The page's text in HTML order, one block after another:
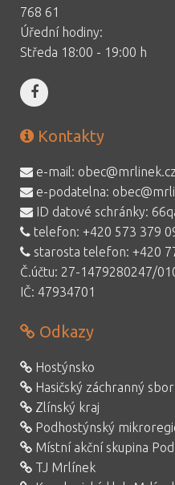
768 61
Úřední hodiny:
Středa 18:00 - 19:00 h
Kontakty
e-mail: obec@mrlinek.cz
e-podatelna:
ID datové schránky:
telefon: +420 573 379
starosta telefon: +420
Č.účtu: 27-1479280247/
IČ: 47934701
Odkazy
Hostýnsko
Hasičský záchranný sbor
Zlínský kraj
Podhostýnský
Místní akční skupina
TJ Mrlínek